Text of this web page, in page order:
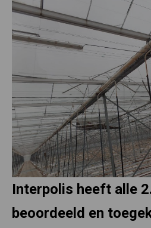
Interpolis heeft alle
beoordeeld en